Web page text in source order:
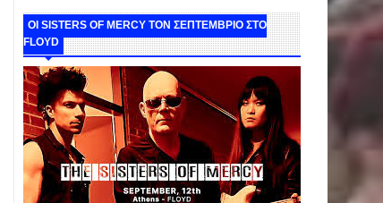
ΟΙ SISTERS OF MERCY ΤΟΝ ΣΕΠΤΕΜΒΡΙΟ ΣΤΟ
FLOYD